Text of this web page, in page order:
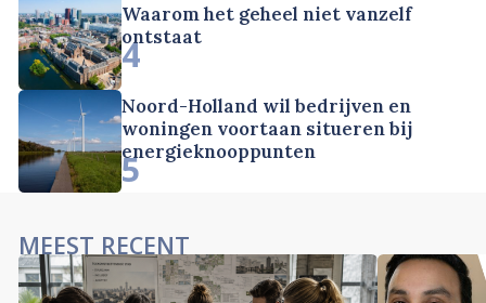
Waarom het geheel niet vanzelf
ontstaat
4
Noord-Holland wil bedrijven en
woningen voortaan situeren bij
energieknooppunten
5
MEEST RECENT